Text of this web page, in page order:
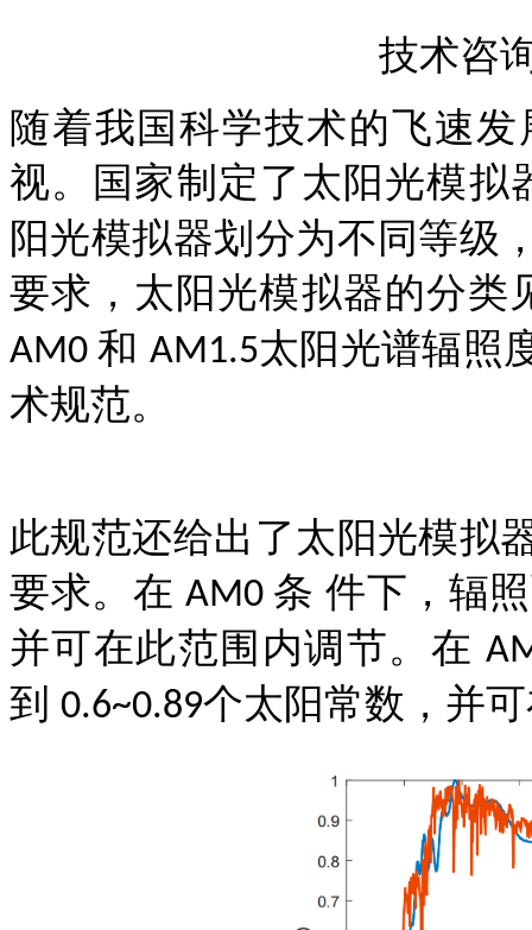
技术咨
随着我国科学技术的飞速
视。国家制定了太阳 光模拟
阳光模拟器划分为不同等级
要求，太阳 光模拟器的分类
AM0和 AM1.5太阳光谱辐照
术规范。
此规范还给出了太阳光模拟
要求。在 AM0 条 件下，辐
并可在此范围内调节。在
到 0.6~0.89个太阳常数，并